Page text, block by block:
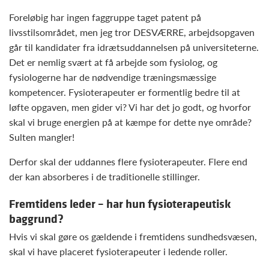
Foreløbig har ingen faggruppe taget patent på
livsstilsområdet, men jeg tror DESVÆRRE, arbejdsopgaven
går til kandidater fra idrætsuddannelsen på universiteterne.
Det er nemlig svært at få arbejde som fysiolog, og
fysiologerne har de nødvendige træningsmæssige
kompetencer. Fysioterapeuter er formentlig bedre til at
løfte opgaven, men gider vi? Vi har det jo godt, og hvorfor
skal vi bruge energien på at kæmpe for dette nye område?
Sulten mangler!
Derfor skal der uddannes flere fysioterapeuter. Flere end
der kan absorberes i de traditionelle stillinger.
Fremtidens leder – har hun fysioterapeutisk
baggrund?
Hvis vi skal gøre os gældende i fremtidens sundhedsvæsen,
skal vi have placeret fysioterapeuter i ledende roller.